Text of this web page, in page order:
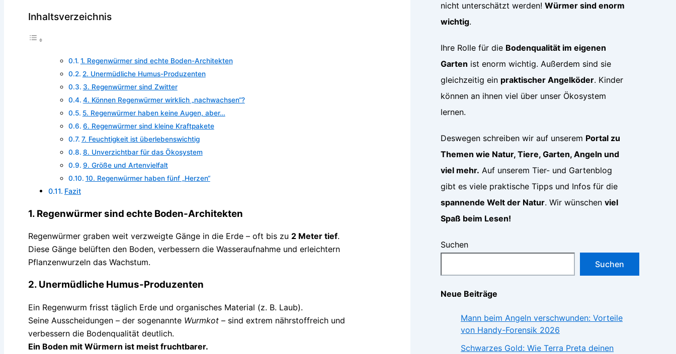
Inhaltsverzeichnis
1. Regenwürmer sind echte Boden-Architekten
2. Unermüdliche Humus-Produzenten
3. Regenwürmer sind Zwitter
4. Können Regenwürmer wirklich „nachwachsen“?
5. Regenwürmer haben keine Augen, aber…
6. Regenwürmer sind kleine Kraftpakete
7. Feuchtigkeit ist überlebenswichtig
8. Unverzichtbar für das Ökosystem
9. Größe und Artenvielfalt
10. Regenwürmer haben fünf „Herzen“
Fazit
1. Regenwürmer sind echte Boden-Architekten
Regenwürmer graben weit verzweigte Gänge in die Erde – oft bis zu 2 Meter tief.
Diese Gänge belüften den Boden, verbessern die Wasseraufnahme und erleichtern
Pflanzenwurzeln das Wachstum.
2. Unermüdliche Humus-Produzenten
Ein Regenwurm frisst täglich Erde und organisches Material (z. B. Laub).
Seine Ausscheidungen – der sogenannte Wurmkot – sind extrem nährstoffreich und
verbessern die Bodenqualität deutlich.
Ein Boden mit Würmern ist meist fruchtbarer.
nicht unterschätzt werden! Würmer sind enorm
wichtig.
Ihre Rolle für die Bodenqualität im eigenen
Garten ist enorm wichtig. Außerdem sind sie
gleichzeitig ein praktischer Angelköder. Kinder
können an ihnen viel über unser Ökosystem
lernen.
Deswegen schreiben wir auf unserem Portal zu
Themen wie Natur, Tiere, Garten, Angeln und
viel mehr. Auf unserem Tier- und Gartenblog
gibt es viele praktische Tipps und Infos für die
spannende Welt der Natur. Wir wünschen viel
Spaß beim Lesen!
Suchen
Suchen
Neue Beiträge
Mann beim Angeln verschwunden: Vorteile
von Handy-Forensik 2026
Schwarzes Gold: Wie Terra Preta deinen